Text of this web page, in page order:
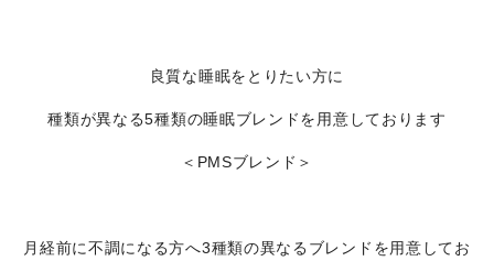
良質な睡眠をとりたい方に
種類が異なる5種類の睡眠ブレンドを用意しております
＜PMSブレンド＞
月経前に不調になる方へ3種類の異なるブレンドを用意してお